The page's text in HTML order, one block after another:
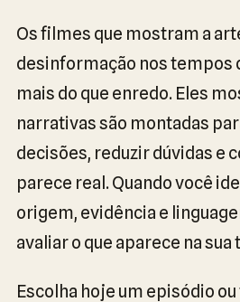
Os filmes que mostram a
desinformação nos tempos
mais do que enredo. Eles
narrativas são montadas
decisões, reduzir dúvidas e
parece real. Quando você
origem, evidência e
avaliar o que aparece na
Escolha hoje um episódio